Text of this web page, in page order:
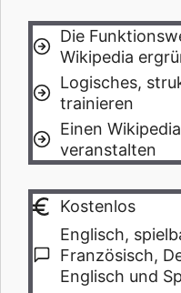
Die
Wikipedia
Logisches,
trainieren
Einen
veranstalten
Kostenlos
Englisch,
Französisch,
Englisch und